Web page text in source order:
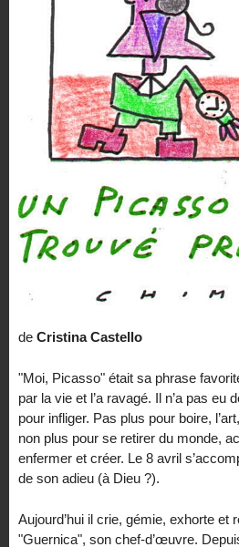
de Cristina Castello
"Moi, Picasso" était sa phrase
par la vie et l’a ravagé. Il n’a pas eu
pour infliger. Pas plus pour boire,
non plus pour se retirer du monde,
enfermer et créer. Le 8 avril
de son adieu (à Dieu ?).
Aujourd’hui il crie, gémie, exhorte et
"Guernica", son chef-d’œuvre.